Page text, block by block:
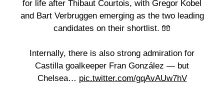
for life after Thibaut Courtois, with Gregor Kobel
and Bart Verbruggen emerging as the two leading
candidates on their shortlist. 🧤
Internally, there is also strong admiration for
Castilla goalkeeper Fran González — but
Chelsea… pic.twitter.com/gqAvAUw7hV